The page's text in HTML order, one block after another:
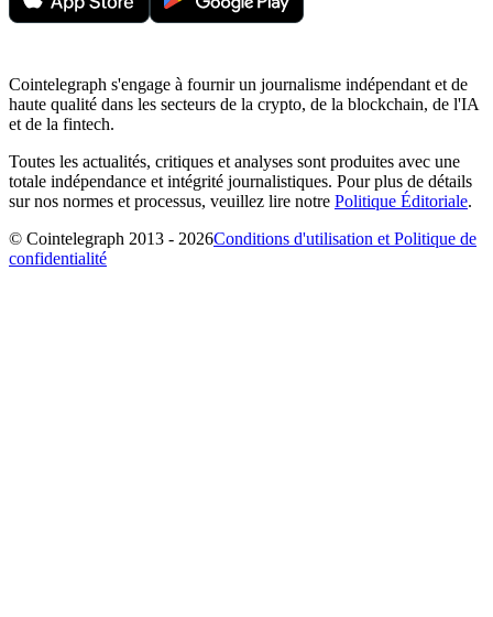
Cointelegraph s'engage à fournir un journalisme indépendant et de
haute qualité dans les secteurs de la crypto, de la blockchain, de l'IA
et de la fintech.
Toutes les actualités, critiques et analyses sont produites avec une
totale indépendance et intégrité journalistiques. Pour plus de détails
sur nos normes et processus, veuillez lire notre Politique Éditoriale.
© Cointelegraph 2013 - 2026Conditions d'utilisation et Politique de
confidentialité